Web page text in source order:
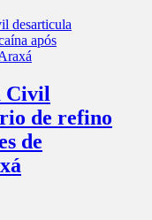
Civil
de refino
de